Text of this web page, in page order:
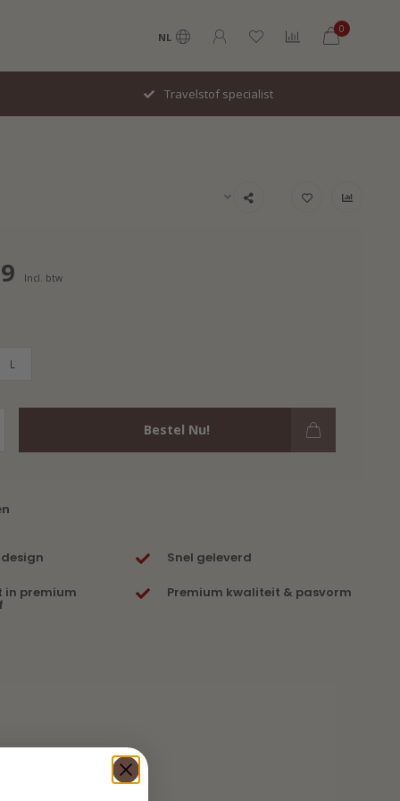
NL
0
Travelstof specialist
Incl. btw
L
Bestel Nu!
Snel geleverd
in premium Premium kwaliteit & pasvorm